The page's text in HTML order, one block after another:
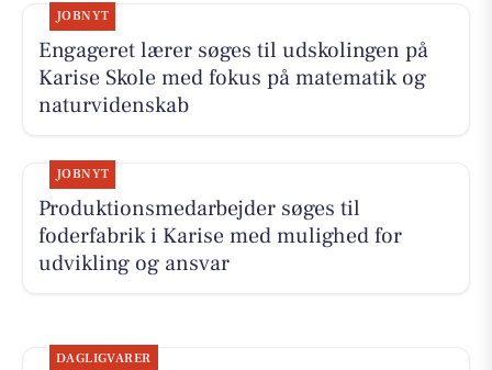
JOBNYT
Engageret lærer søges til udskolingen på
Karise Skole med fokus på matematik og
naturvidenskab
JOBNYT
Produktionsmedarbejder søges til
foderfabrik i Karise med mulighed for
udvikling og ansvar
DAGLIGVARER